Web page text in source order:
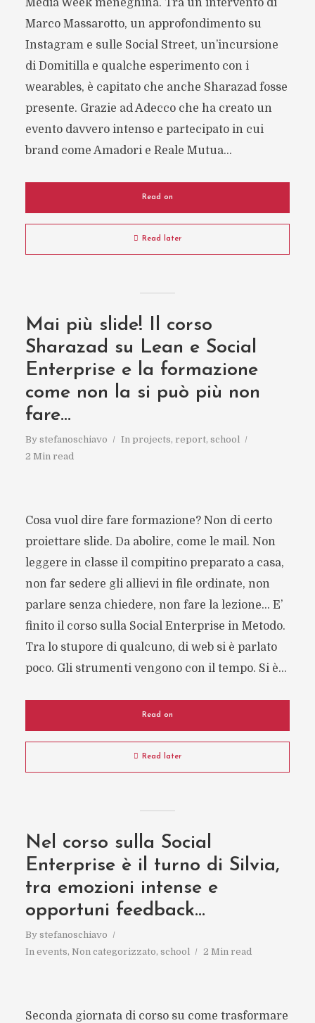
Media Week meneghina. Tra un intervento di
Marco Massarotto, un approfondimento su
Instagram e sulle Social Street, un’incursione
di Domitilla e qualche esperimento con i
wearables, è capitato che anche Sharazad fosse
presente. Grazie ad Adecco che ha creato un
evento davvero intenso e partecipato in cui
brand come Amadori e Reale Mutua...
Read on
Read later
Mai più slide! Il corso
Sharazad su Lean e Social
Enterprise e la formazione
come non la si può più non
fare…
By stefanoschiavo In projects, report, school
2 Min read
Cosa vuol dire fare formazione? Non di certo
proiettare slide. Da abolire, come le mail. Non
leggere in classe il compitino preparato a casa,
non far sedere gli allievi in file ordinate, non
parlare senza chiedere, non fare la lezione… E’
finito il corso sulla Social Enterprise in Metodo.
Tra lo stupore di qualcuno, di web si è parlato
poco. Gli strumenti vengono con il tempo. Si è...
Read on
Read later
Nel corso sulla Social
Enterprise è il turno di Silvia,
tra emozioni intense e
opportuni feedback…
By stefanoschiavo
In events, Non categorizzato, school 2 Min read
Seconda giornata di corso su come trasformare